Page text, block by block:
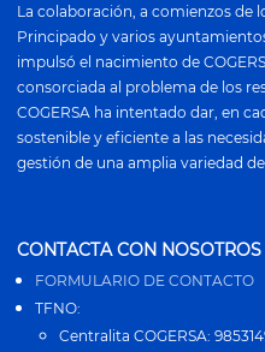
La colaboración, a comienzos de
Principado y varios
impulsó el nacimiento de
consorciada al problema de los
COGERSA ha intentado dar, en
sostenible y eficiente a las
gestión de una amplia variedad de
CONTACTA CON NOSOTROS
FORMULARIO DE CONTACTO
TFNO:
Centralita COGERSA: